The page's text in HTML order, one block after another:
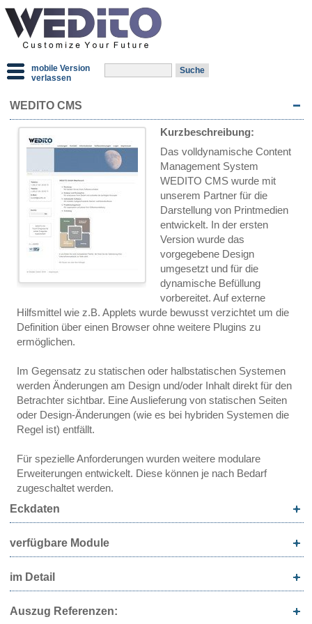
mobile Version
verlassen
WEDITO CMS
Kurzbeschreibung:
Das volldynamische Content
Management System
WEDITO CMS wurde mit
unserem Partner für die
Darstellung von Printmedien
entwickelt. In der ersten
Version wurde das
vorgegebene Design
umgesetzt und für die
dynamische Befüllung
vorbereitet. Auf externe
Hilfsmittel wie z.B. Applets wurde bewusst verzichtet um die
Definition über einen Browser ohne weitere Plugins zu
ermöglichen.
Im Gegensatz zu statischen oder halbstatischen Systemen
werden Änderungen am Design und/oder Inhalt direkt für den
Betrachter sichtbar. Eine Auslieferung von statischen Seiten
oder Design-Änderungen (wie es bei hybriden Systemen die
Regel ist) entfällt.
Für spezielle Anforderungen wurden weitere modulare
Erweiterungen entwickelt. Diese können je nach Bedarf
zugeschaltet werden.
Eckdaten
verfügbare Module
im Detail
Auszug Referenzen: